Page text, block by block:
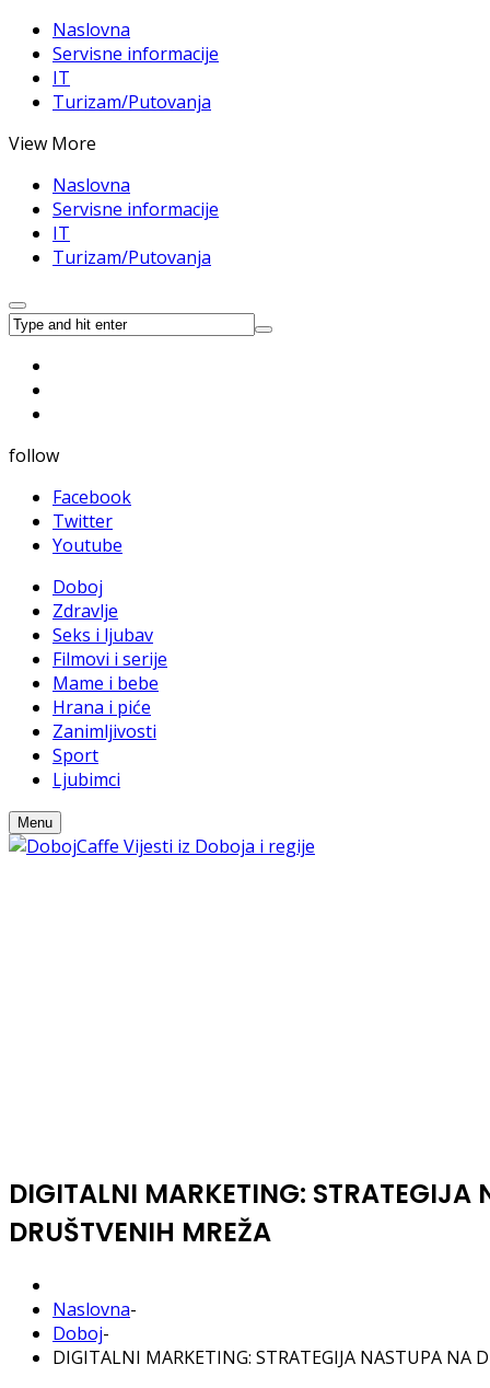
Naslovna
Servisne informacije
IT
Turizam/Putovanja
View More
Naslovna
Servisne informacije
IT
Turizam/Putovanja
follow
Facebook
Twitter
Youtube
Doboj
Zdravlje
Seks i ljubav
Filmovi i serije
Mame i bebe
Hrana i piće
Zanimljivosti
Sport
Ljubimci
Menu
DIGITALNI MARKETING:
DRUŠTVENIH MREŽA
Naslovna-
Doboj-
DIGITALNI MARKETING: STRATEGIJA NASTUPA NA